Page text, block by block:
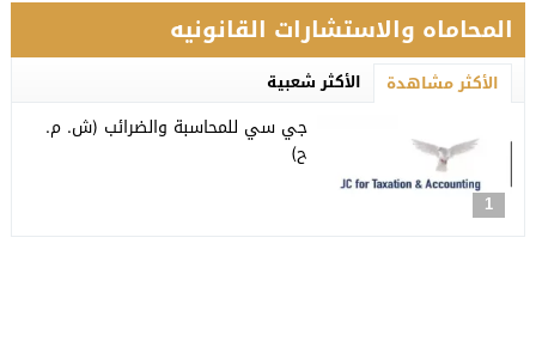
المحاماه والاستشارات القانونيه
الأكثر مشاهدة الأكثر شعبية
1
جي سي للمحاسبة والضرائب (ش. م.
ح)